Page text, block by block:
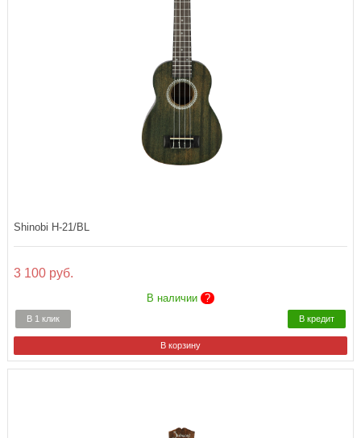
Shinobi H-21/BL
3 100 руб.
В наличии ?
В 1 клик В кредит